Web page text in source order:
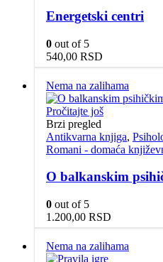
Energetski centri
0 out of 5
540,00 RSD
Nema na zalihama
Pročitajte još
Brzi pregled
Antikvarna knjiga,
Romani - domaća
O balkanskim
0 out of 5
1.200,00 RSD
Nema na zalihama